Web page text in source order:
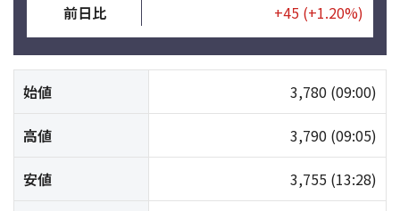
前日比 +45 (+1.20%)
始値 3,780 (09:00)
高値 3,790 (09:05)
安値 3,755 (13:28)